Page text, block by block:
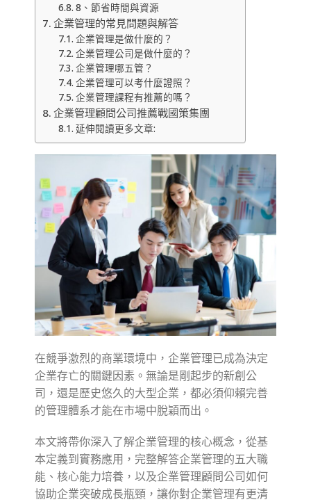
8、節省時間與資源
企業管理的常見問題與解答
企業管理是做什麼的？
企業管理公司是做什麼的？
企業管理哪五管？
企業管理可以考什麼證照？
企業管理課程有推薦的嗎？
企業管理顧問公司推薦戰國策集團
延伸閱讀更多文章:
在競爭激烈的商業環境中，企業管理已成為決定
企業存亡的關鍵因素。無論是剛起步的新創公
司，還是歷史悠久的大型企業，都必須仰賴完善
的管理體系才能在市場中脫穎而出。
本文將帶你深入了解企業管理的核心概念，從基
本定義到實務應用，完整解答企業管理的五大職
能、核心能力培養，以及企業管理顧問公司如何
協助企業突破成長瓶頸，讓你對企業管理有更清